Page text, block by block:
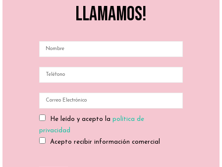
llamamos!
He leído y acepto la política de
privacidad
Acepto recibir información comercial